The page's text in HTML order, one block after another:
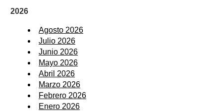
2026
Agosto 2026
Julio 2026
Junio 2026
Mayo 2026
Abril 2026
Marzo 2026
Febrero 2026
Enero 2026